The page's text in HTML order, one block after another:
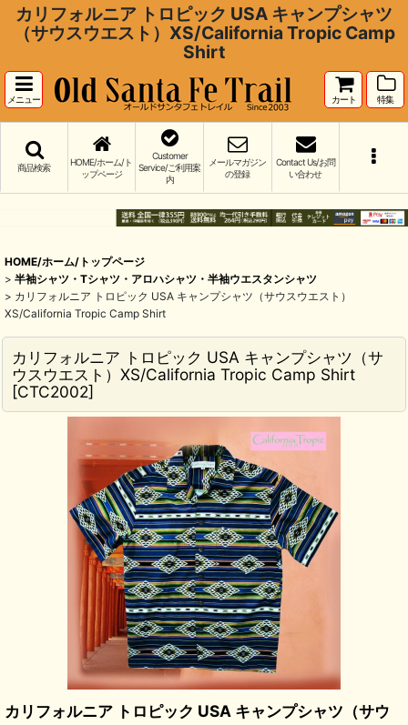
カリフォルニア トロピック USA キャンプシャツ
（サウスウエスト）XS/California Tropic Camp
Shirt
メニュー カート 特集
商品検索
HOME/ホーム/ト
ップページ
Customer
Service/ご利用案
内
メールマガジン
の登録
Contact Us/お問
い合わせ
HOME/ホーム/トップページ
> 半袖シャツ・Tシャツ・アロハシャツ・半袖ウエスタンシャツ
> カリフォルニア トロピック USA キャンプシャツ（サウスウエスト）
XS/California Tropic Camp Shirt
カリフォルニア トロピック USA キャンプシャツ（サ
ウスウエスト）XS/California Tropic Camp Shirt
[CTC2002]
カリフォルニア トロピック USA キャンプシャツ（サウ